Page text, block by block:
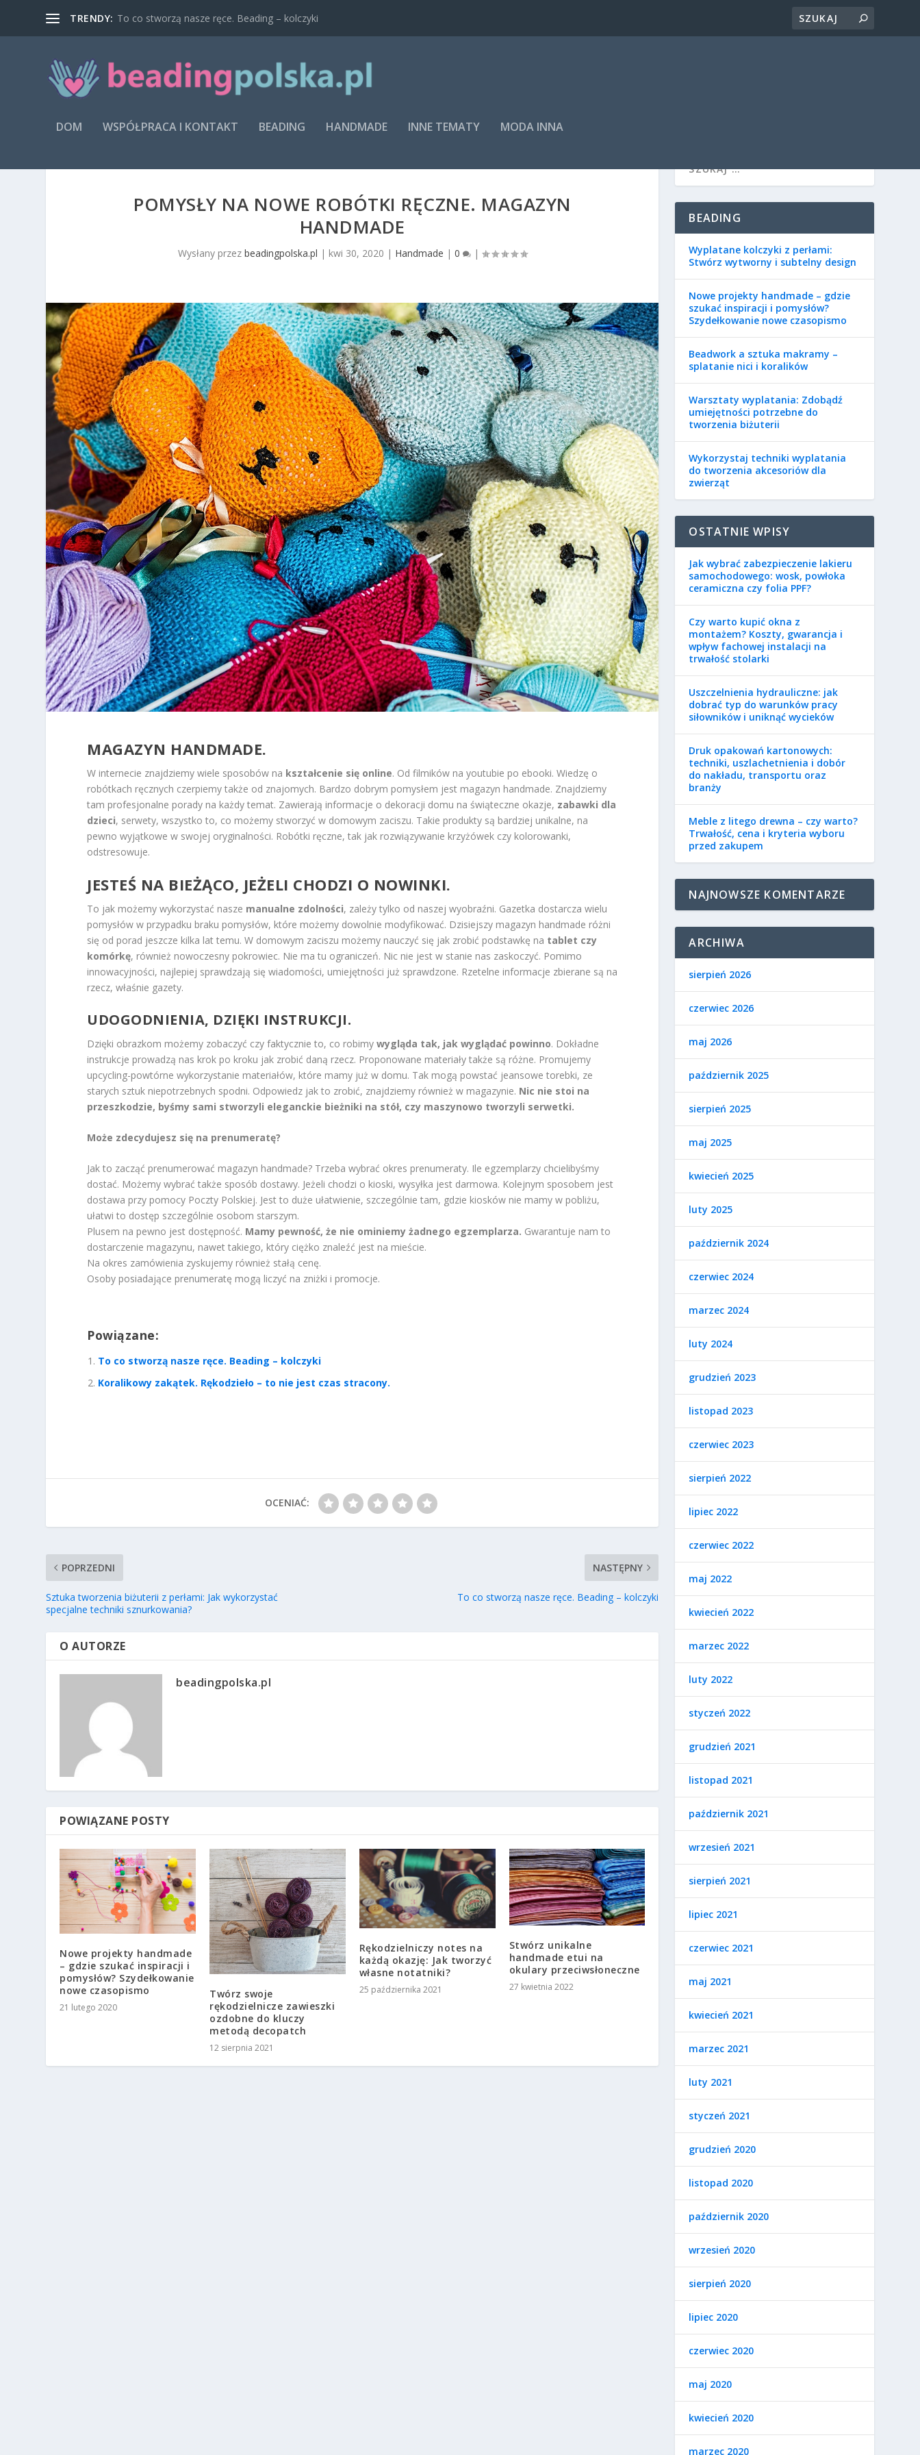
TRENDY: To co stworzą nasze ręce. Beading – kolczyki
DOM WSPÓŁPRACA I KONTAKT BEADING HANDMADE INNE TEMATY MODA INNA
POMYSŁY NA NOWE ROBÓTKI RĘCZNE. MAGAZYN
HANDMADE
Wysłany przez beadingpolska.pl | kwi 30, 2020 | Handmade | 0 |
MAGAZYN HANDMADE.
W internecie znajdziemy wiele sposobów na kształcenie się online. Od filmików na youtubie po ebooki. Wiedzę o
robótkach ręcznych czerpiemy także od znajomych. Bardzo dobrym pomysłem jest magazyn handmade. Znajdziemy
tam profesjonalne porady na każdy temat. Zawierają informacje o dekoracji domu na świąteczne okazje, zabawki dla
dzieci, serwety, wszystko to, co możemy stworzyć w domowym zaciszu. Takie produkty są bardziej unikalne, na
pewno wyjątkowe w swojej oryginalności. Robótki ręczne, tak jak rozwiązywanie krzyżówek czy kolorowanki,
odstresowuje.
JESTEŚ NA BIEŻĄCO, JEŻELI CHODZI O NOWINKI.
To jak możemy wykorzystać nasze manualne zdolności, zależy tylko od naszej wyobraźni. Gazetka dostarcza wielu
pomysłów w przypadku braku pomysłów, które możemy dowolnie modyfikować. Dzisiejszy magazyn handmade różni
się od porad jeszcze kilka lat temu. W domowym zaciszu możemy nauczyć się jak zrobić podstawkę na tablet czy
komórkę, również nowoczesny pokrowiec. Nie ma tu ograniczeń. Nic nie jest w stanie nas zaskoczyć. Pomimo
innowacyjności, najlepiej sprawdzają się wiadomości, umiejętności już sprawdzone. Rzetelne informacje zbierane są na
rzecz, właśnie gazety.
UDOGODNIENIA, DZIĘKI INSTRUKCJI.
Dzięki obrazkom możemy zobaczyć czy faktycznie to, co robimy wygląda tak, jak wyglądać powinno. Dokładne
instrukcje prowadzą nas krok po kroku jak zrobić daną rzecz. Proponowane materiały także są różne. Promujemy
upcycling-powtórne wykorzystanie materiałów, które mamy już w domu. Tak mogą powstać jeansowe torebki, ze
starych sztuk niepotrzebnych spodni. Odpowiedz jak to zrobić, znajdziemy również w magazynie. Nic nie stoi na
przeszkodzie, byśmy sami stworzyli eleganckie bieżniki na stół, czy maszynowo tworzyli serwetki.
Może zdecydujesz się na prenumeratę?
Jak to zacząć prenumerować magazyn handmade? Trzeba wybrać okres prenumeraty. Ile egzemplarzy chcielibyśmy
dostać. Możemy wybrać także sposób dostawy. Jeżeli chodzi o kioski, wysyłka jest darmowa. Kolejnym sposobem jest
dostawa przy pomocy Poczty Polskiej. Jest to duże ułatwienie, szczególnie tam, gdzie kiosków nie mamy w pobliżu,
ułatwi to dostęp szczególnie osobom starszym.
Plusem na pewno jest dostępność. Mamy pewność, że nie ominiemy żadnego egzemplarza. Gwarantuje nam to
dostarczenie magazynu, nawet takiego, który ciężko znaleźć jest na mieście.
Na okres zamówienia zyskujemy również stałą cenę.
Osoby posiadające prenumeratę mogą liczyć na zniżki i promocje.
Powiązane:
To co stworzą nasze ręce. Beading – kolczyki
Koralikowy zakątek. Rękodzieło – to nie jest czas stracony.
OCENIAĆ:
POPRZEDNI
Sztuka tworzenia biżuterii z perłami: Jak wykorzystać
specjalne techniki sznurkowania?
NASTĘPNY
To co stworzą nasze ręce. Beading – kolczyki
O AUTORZE
beadingpolska.pl
POWIĄZANE POSTY
Nowe projekty handmade
– gdzie szukać inspiracji i
pomysłów? Szydełkowanie
nowe czasopismo
21 lutego 2020
Twórz swoje
rękodzielnicze zawieszki
ozdobne do kluczy
metodą decopatch
12 sierpnia 2021
Rękodzielniczy notes na
każdą okazję: Jak tworzyć
własne notatniki?
25 października 2021
Stwórz unikalne
handmade etui na
okulary przeciwsłoneczne
27 kwietnia 2022
BEADING
Wyplatane kolczyki z perłami:
Stwórz wytworny i subtelny design
Nowe projekty handmade – gdzie
szukać inspiracji i pomysłów?
Szydełkowanie nowe czasopismo
Beadwork a sztuka makramy –
splatanie nici i koralików
Warsztaty wyplatania: Zdobądź
umiejętności potrzebne do
tworzenia biżuterii
Wykorzystaj techniki wyplatania
do tworzenia akcesoriów dla
zwierząt
OSTATNIE WPISY
Jak wybrać zabezpieczenie lakieru
samochodowego: wosk, powłoka
ceramiczna czy folia PPF?
Czy warto kupić okna z
montażem? Koszty, gwarancja i
wpływ fachowej instalacji na
trwałość stolarki
Uszczelnienia hydrauliczne: jak
dobrać typ do warunków pracy
siłowników i uniknąć wycieków
Druk opakowań kartonowych:
techniki, uszlachetnienia i dobór
do nakładu, transportu oraz
branży
Meble z litego drewna – czy warto?
Trwałość, cena i kryteria wyboru
przed zakupem
NAJNOWSZE KOMENTARZE
ARCHIWA
sierpień 2026
czerwiec 2026
maj 2026
październik 2025
sierpień 2025
maj 2025
kwiecień 2025
luty 2025
październik 2024
czerwiec 2024
marzec 2024
luty 2024
grudzień 2023
listopad 2023
czerwiec 2023
sierpień 2022
lipiec 2022
czerwiec 2022
maj 2022
kwiecień 2022
marzec 2022
luty 2022
styczeń 2022
grudzień 2021
listopad 2021
październik 2021
wrzesień 2021
sierpień 2021
lipiec 2021
czerwiec 2021
maj 2021
kwiecień 2021
marzec 2021
luty 2021
styczeń 2021
grudzień 2020
listopad 2020
październik 2020
wrzesień 2020
sierpień 2020
lipiec 2020
czerwiec 2020
maj 2020
kwiecień 2020
marzec 2020